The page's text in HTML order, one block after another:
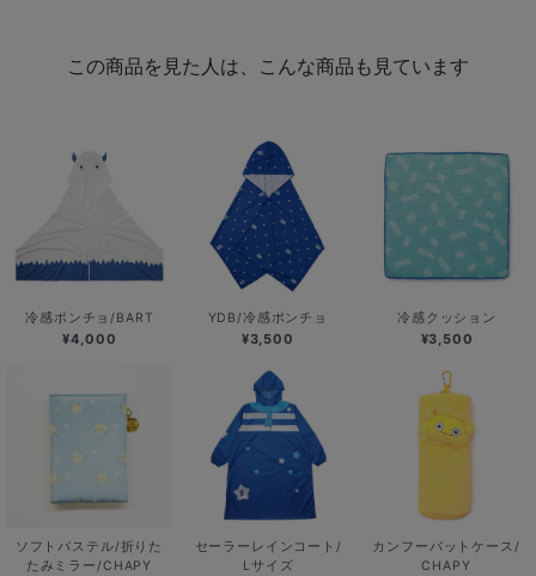
この商品を見た人は、こんな商品も見ています
冷感ポンチョ/BART
¥4,000
YDB/冷感ポンチョ
¥3,500
冷感クッション
¥3,500
ソフトパステル/折りた
たみミラー/CHAPY
セーラーレインコート/
Lサイズ
カンフーバットケース/
CHAPY